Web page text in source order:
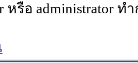
หรือ administrator